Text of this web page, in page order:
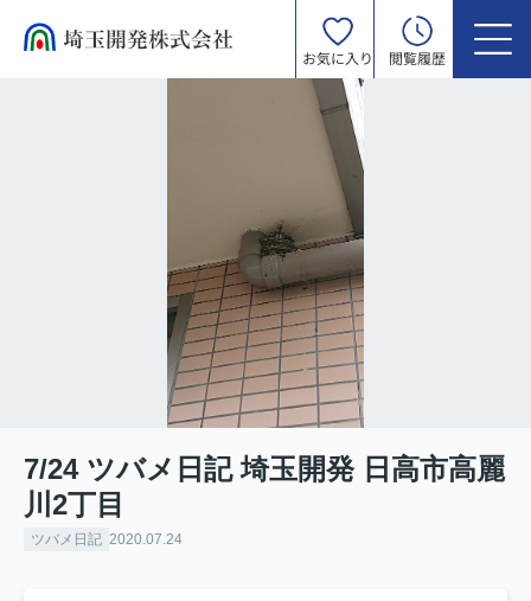
お気に入り 閲覧履歴
7/24 ツバメ日記 埼玉開発 日高市高麗
川2丁目
ツバメ日記 2020.07.24